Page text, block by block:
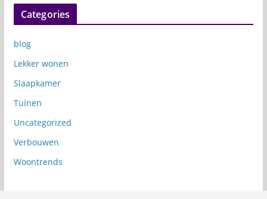
Categories
blog
Lekker wonen
Slaapkamer
Tuinen
Uncategorized
Verbouwen
Woontrends